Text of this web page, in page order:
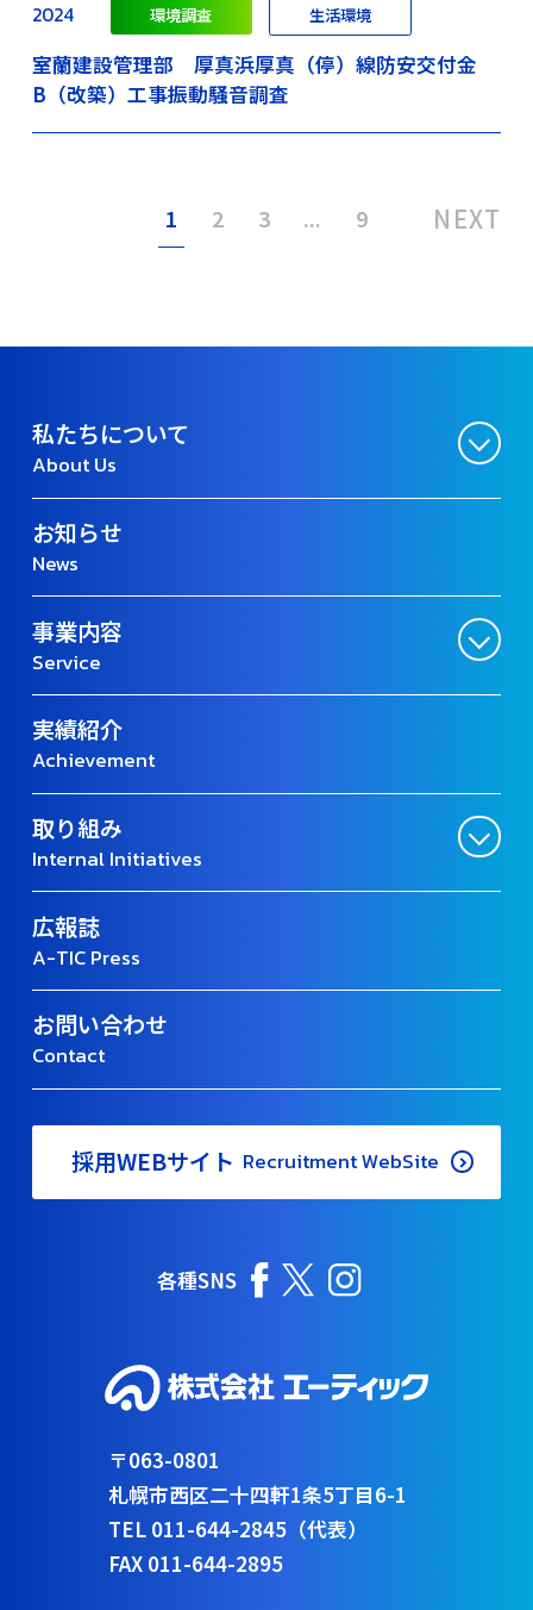
2024 環境調査 生活環境
室蘭建設管理部 厚真浜厚真（停）線防安交付金
B（改築）工事振動騒音調査
1 2 3 ... 9 NEXT
私たちについて
About Us
お知らせ
News
事業内容
Service
実績紹介
Achievement
取り組み
Internal Initiatives
広報誌
A-TIC Press
お問い合わせ
Contact
採用WEBサイト Recruitment WebSite
各種SNS
〒063-0801
札幌市西区二十四軒1条5丁目6-1
TEL 011-644-2845（代表）
FAX 011-644-2895